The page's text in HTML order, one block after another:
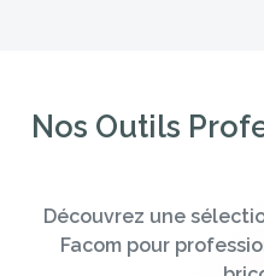
Nos Outils
Découvrez une
Facom pour